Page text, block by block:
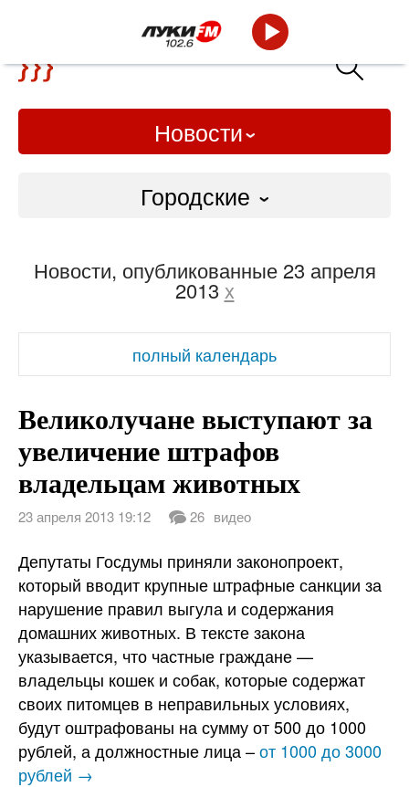
Новости
Городские
Слово Дело
Народные
ВТРК
Новости, опубликованные 23 апреля
2013 x
полный календарь
Великолучане выступают за
увеличение штрафов
владельцам животных
23 апреля 2013 19:12 26 видео
Депутаты Госдумы приняли законопроект,
который вводит крупные штрафные санкции за
нарушение правил выгула и содержания
домашних животных. В тексте закона
указывается, что частные граждане —
владельцы кошек и собак, которые содержат
своих питомцев в неправильных условиях,
будут оштрафованы на сумму от 500 до 1000
рублей, а должностные лица –от 1000 до 3000
рублей →